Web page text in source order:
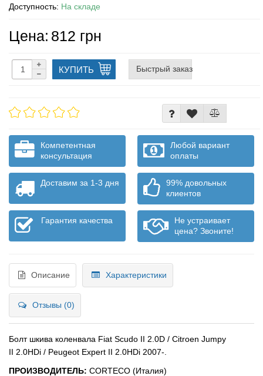
Доступность: На складе
Цена: 812 грн
КУПИТЬ Быстрый заказ
Компетентная
консультация
Любой вариант
оплаты
Доставим за 1-3 дня
99% довольных
клиентов
Гарантия качества
Не устраивает
цена? Звоните!
Описание Характеристики
Отзывы (0)
Болт шкива коленвала Fiat Scudo II 2.0D / Citroen Jumpy
II 2.0HDi / Peugeot Expert II 2.0HDi 2007-.
ПРОИЗВОДИТЕЛЬ: CORTECO (Италия)